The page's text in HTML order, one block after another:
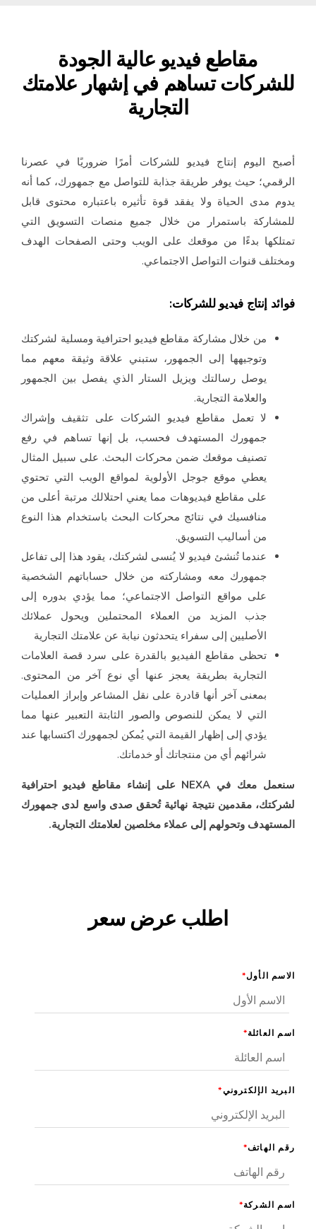
مقاطع فيديو عالية الجودة
تساهم في إشهار علامتك
التجارية
اليوم إنتاج فيديو للشركات أمرًا ضروريًا في عصرنا
حيث يوفر طريقة جذابة للتواصل مع جمهورك، كما أنه
مدى الحياة ولا يفقد قوة تأثيره باعتباره محتوى قابل
باستمرار من خلال جميع منصات التسويق التي
بدءًا من موقعك على الويب وحتى الصفحات الهدف
قنوات التواصل الاجتماعي.
إنتاج فيديو للشركات:
من خلال مشاركة مقاطع فيديو احترافية ومسلية لشركتك
وتوجيهها إلى الجمهور، ستبني علاقة وثيقة معهم مما
يوصل رسالتك ويزيل الستار الذي يفصل بين الجمهور
والعلامة التجارية.
لا تعمل مقاطع فيديو الشركات على تثقيف وإشراك
جمهورك المستهدف فحسب، بل إنها تساهم في رفع
تصنيف موقعك ضمن محركات البحث. على سبيل المثال
يعطي موقع جوجل الأولوية لمواقع الويب التي تحتوي
على مقاطع فيديوهات مما يعني احتلالك مرتبة أعلى من
منافسيك في نتائج محركات البحث باستخدام هذا النوع
من أساليب التسويق.
عندما تُنشئ فيديو لا يُنسى لشركتك، يقود هذا إلى تفاعل
جمهورك معه ومشاركته من خلال حساباتهم الشخصية
على مواقع التواصل الاجتماعي؛ مما يؤدي بدوره إلى
جذب المزيد من العملاء المحتملين ويحول عملائك
الأصليين إلى سفراء يتحدثون نيابة عن علامتك التجارية
تحظى مقاطع الفيديو بالقدرة على سرد قصة العلامات
التجارية بطريقة يعجز عنها أي نوع آخر من المحتوى.
بمعنى آخر أنها قادرة على نقل المشاعر وإبراز العمليات
التي لا يمكن للنصوص والصور الثابتة التعبير عنها مما
يؤدي إلى إظهار القيمة التي يُمكن لجمهورك اكتسابها عند
شرائهم أي من منتجاتك أو خدماتك.
سنعمل معك في NEXA على إنشاء مقاطع فيديو احترافية
مقدمين نتيجة نهائية تُحقق صدى واسع لدى جمهورك
وتحولهم إلى عملاء مخلصين لعلامتك التجارية.
اطلب عرض سعر
الأول*
العائلة*
الإلكتروني*
الهاتف*
الشركة *